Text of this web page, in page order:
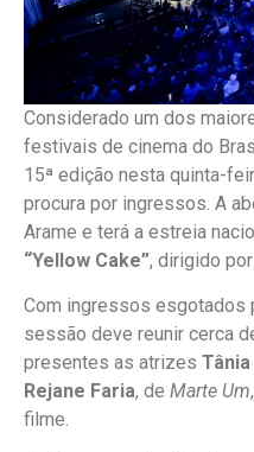
Considerado um dos
festivais de cinema do
15ª edição nesta quinta-
procura por ingressos. A
Arame e terá a estreia
“Yellow Cake”, dirigido
Com ingressos esgotados
sessão deve reunir cerca
presentes as atrizes
Rejane Faria, de Marte Um
filme.